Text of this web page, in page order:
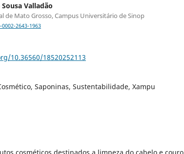
Valladão
de Mato Grosso, Campus Universitário de Sinop
2643-1963
10.36560/18520252113
Saponinas, Sustentabilidade, Xampu